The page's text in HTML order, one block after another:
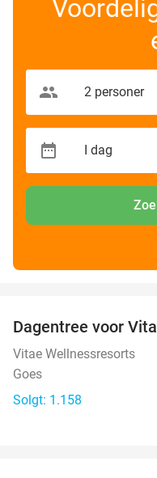
Dagentree voor
Vitae Wellnessresorts
Goes
Solgt: 1.158